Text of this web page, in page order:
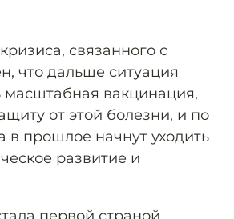
связанного с
что дальше ситуация
масштабная вакцинация,
от этой болезни, и по
прошлое начнут уходить
развитие и